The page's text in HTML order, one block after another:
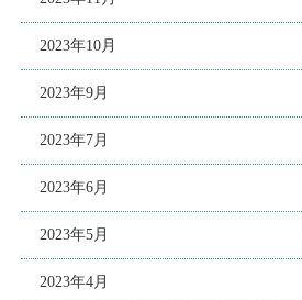
2023年10月
2023年9月
2023年7月
2023年6月
2023年5月
2023年4月